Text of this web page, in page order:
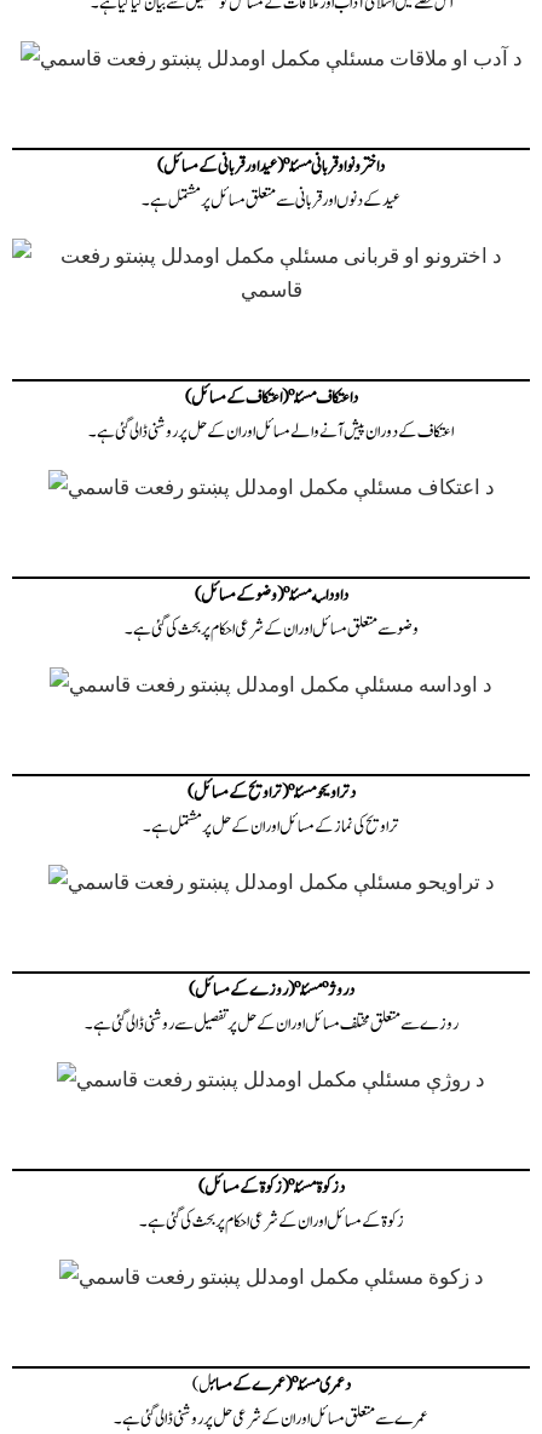
د اخترونو او قربانی مسئلې (عید اور قربانی کے مسائل)
عید کے دنوں اور قربانی سے متعلق مسائل پر مشتمل ہے۔
د اعتکاف مسئلې (اعتکاف کے مسائل)
اعتکاف کے دوران پیش آنے والے مسائل اور ان کے حل پر روشنی ڈالی گئی ہے۔
د اوداسه مسئلې (وضو کے مسائل)
وضو سے متعلق مسائل اور ان کے شرعی احکام پر بحث کی گئی ہے۔
د تراویحو مسئلې (تراویح کے مسائل)
تراویح کی نماز کے مسائل اور ان کے حل پر مشتمل ہے۔
د روژې مسئلې (روزے کے مسائل)
روزے سے متعلق مختلف مسائل اور ان کے حل پر تفصیل سے روشنی ڈالی گئی ہے۔
د زکوة مسئلې (زکوة کے مسائل)
زکوة کے مسائل اور ان کے شرعی احکام پر بحث کی گئی ہے۔
د عمری مسئلې (عمرے کے مسائل)
عمرے سے متعلق مسائل اور ان کے شرعی حل پر روشنی ڈالی گئی ہے۔